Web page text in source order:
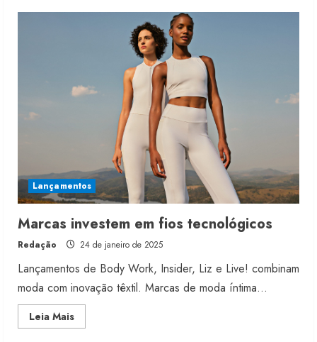
Lançamentos
Marcas investem em fios tecnológicos
Redação 24 de janeiro de 2025
Lançamentos de Body Work, Insider, Liz e Live! combinam
moda com inovação têxtil. Marcas de moda íntima...
Leia MaisRead
more